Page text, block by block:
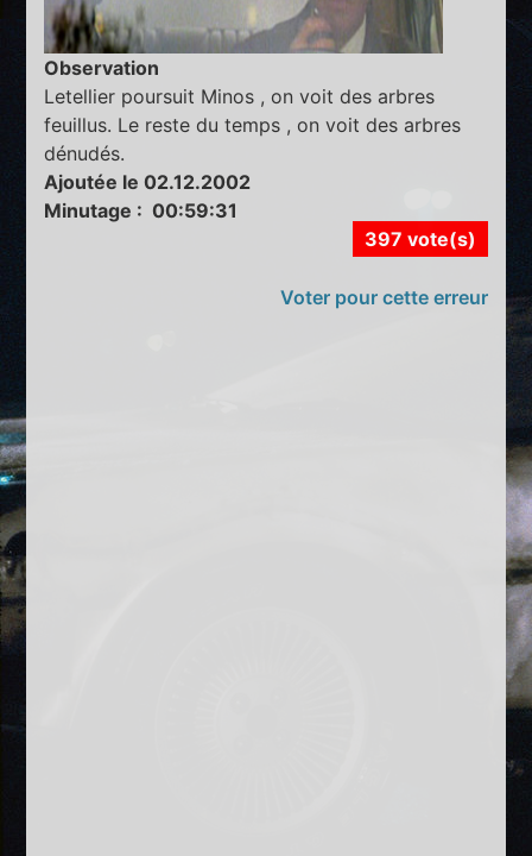
Observation
Letellier poursuit Minos , on voit des arbres
feuillus. Le reste du temps , on voit des arbres
dénudés.
Ajoutée le 02.12.2002
Minutage : 00:59:31
397 vote(s)
Voter pour cette erreur